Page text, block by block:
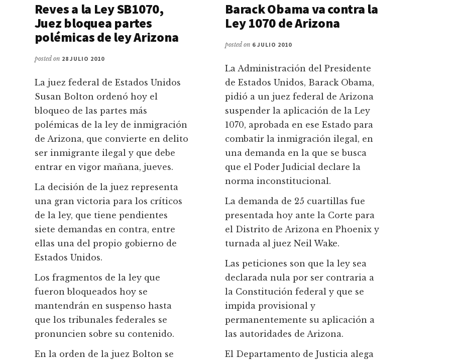
Reves a la Ley SB1070,
Juez bloquea partes
polémicas de ley Arizona
posted on 28 JULIO 2010
La juez federal de Estados Unidos
Susan Bolton ordenó hoy el
bloqueo de las partes más
polémicas de la ley de inmigración
de Arizona, que convierte en delito
ser inmigrante ilegal y que debe
entrar en vigor mañana, jueves.
La decisión de la juez representa
una gran victoria para los críticos
de la ley, que tiene pendientes
siete demandas en contra, entre
ellas una del propio gobierno de
Estados Unidos.
Los fragmentos de la ley que
fueron bloqueados hoy se
mantendrán en suspenso hasta
que los tribunales federales se
pronuncien sobre su contenido.
En la orden de la juez Bolton se
Barack Obama va contra la
Ley 1070 de Arizona
posted on 6 JULIO 2010
La Administración del Presidente
de Estados Unidos, Barack Obama,
pidió a un juez federal de Arizona
suspender la aplicación de la Ley
1070, aprobada en ese Estado para
combatir la inmigración ilegal, en
una demanda en la que se busca
que el Poder Judicial declare la
norma inconstitucional.
La demanda de 25 cuartillas fue
presentada hoy ante la Corte para
el Distrito de Arizona en Phoenix y
turnada al juez Neil Wake.
Las peticiones son que la ley sea
declarada nula por ser contraria a
la Constitución federal y que se
impida provisional y
permanentemente su aplicación a
las autoridades de Arizona.
El Departamento de Justicia alega